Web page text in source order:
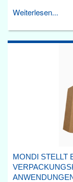
Weiterlesen...
MONDI STELLT